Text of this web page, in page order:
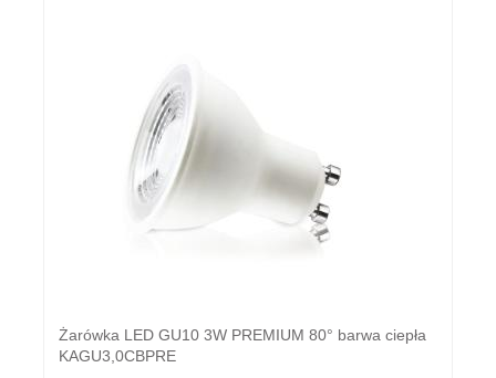
Żarówka LED GU10 3W PREMIUM 80° barwa ciepła
KAGU3,0CBPRE